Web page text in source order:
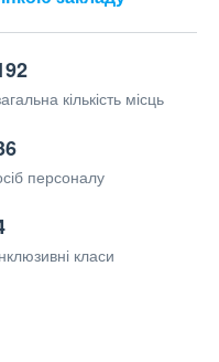
кількість місць
персоналу
класи